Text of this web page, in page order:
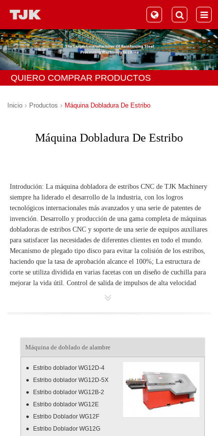
QUIERO COMPRAR PRODUCTOS
Inicio Productos Máquina Dobladura De Estribo
Máquina Dobladura De Estribo
Introdución: La máquina dobladora de estribos CNC de TJK Machinery
siempre ha liderado el desarrollo de la industria, con los logros
tecnológicos internacionales más avanzados y una serie de patentes de
invención. Desarrollo y producción de una gama completa de máquinas
dobladoras de estribos CNC y soporte de una serie de equipos auxiliares
para satisfacer las necesidades de diferentes clientes en todo el mundo.
Mecanismo de plegado tipo disco para evitar la colisión de los estribos,
haciendo que la tasa de aprobación alcance el 100%; La estructura de
corte se utiliza dividida en varias facetas con un diseño de cuchilla para
mejorar la vida útil. Control de salida de impulsos de alta velocidad
100K / S, control en tiempo real de circuito cerrado de
tiempo que garantiza un alto grado de precisión de procesamiento.
1. La máquina dobladora de estribos tiene una tecnología avanzada de
la máquina dobladora de barras de refuerzo introducida desde Europa,
la alta eficiencia y la alta resistencia y los diseños humanos son seguros
y confiables, muchas unidades tienen patentes de invención;
2. Diámetro del cable simple 5-13 mm, cables dobles 5-10 mm;
Precisión y mecanizado rápido;
3. La máquina dobladora de estribos tiene una alta precisión de control
PLC, la pantalla LCD es fácil de operar, tiene una gran biblioteca de
4. La base de corte de fijación se separa con el cortador de fijación, la
Máquina de doblado de alambre
Estribo doblador WG12D-4
Estribo doblador WG12D-5X
Estribo doblador WG12B-2
Estribo doblador WG12E
Estribo Doblador WG12F
Estribo Doblador WG12G